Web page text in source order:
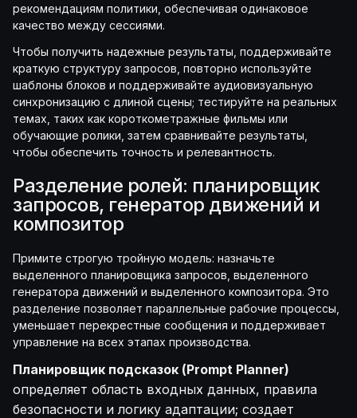
рекомендациям политики, обеспечивая одинаковое
качество между сессиями.
Чтобы получить надежные результаты, поддерживайте
краткую структуру запросов, повторно используйте
шаблоны блоков и поддерживайте аудиовизуальную
синхронизацию с длиной сцены; тестируйте на реальных
темах, таких как короткометражные фильмы или
обучающие ролики, затем сравнивайте результаты,
чтобы обеспечить точность и релевантность.
Разделение ролей: планировщик
запросов, генератор движений и
композитор
Примите строгую тройную модель: назначьте
выделенного планировщика запросов, выделенного
генератора движений и выделенного композитора. Это
разделение позволяет параллельные рабочие процессы,
уменьшает перекрестные сообщения и поддерживает
управление на всех этапах производства.
Планировщик подсказок (Prompt Planner)
определяет область входных данных, правила
безопасности и логику адаптации; создает